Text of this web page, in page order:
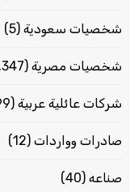
شخصيات سعودية (5)
شخصيات مصرية (1٬347)
شركات عائلية عربية (99)
صادرات وواردات (12)
صناعه (40)